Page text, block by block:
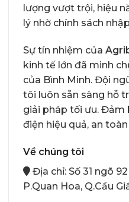
lượng vượt trội, hiệu
lý nhờ chính sách
Sự tín nhiệm của
kinh tế lớn đã minh
của Bình Minh. Đội
tôi luôn sẵn sàng hỗ
giải pháp tối ưu. Đảm
điện hiệu quả, an
Về chúng tôi
Địa chỉ: Số 31 ngõ
P.Quan Hoa, Q.Cầu